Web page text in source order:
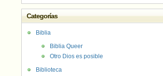
Categorías
Biblia
Biblia Queer
Otro Dios es posible
Biblioteca